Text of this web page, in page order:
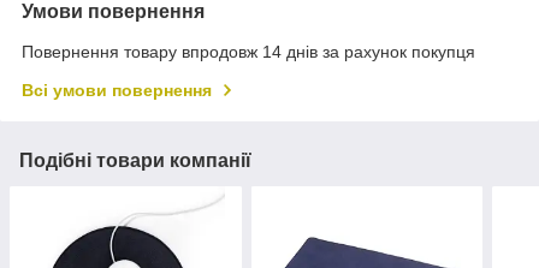
Умови повернення
Повернення товару впродовж 14 днів за рахунок покупця
Всі умови повернення
Подібні товари компанії